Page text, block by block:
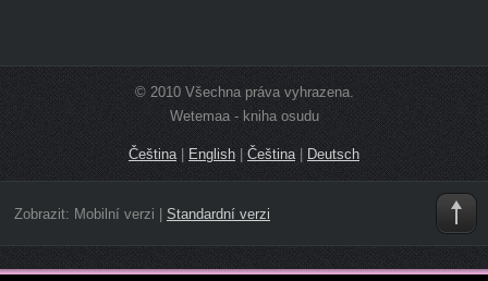
© 2010 Všechna práva vyhrazena.
Wetemaa - kniha osudu
Čeština | English |Čeština | Deutsch
Zobrazit: Mobilní verzi Standardní verzi